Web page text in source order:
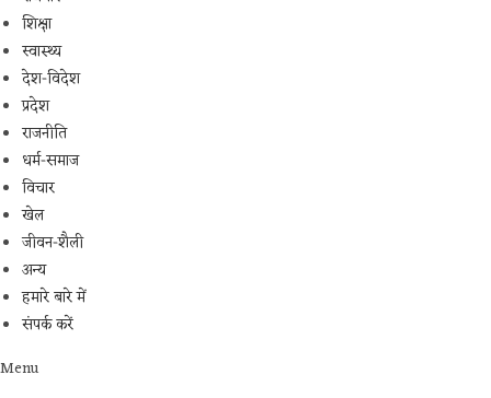
शिक्षा
स्वास्थ्य
देश-विदेश
प्रदेश
राजनीति
धर्म-समाज
विचार
खेल
जीवन-शैली
अन्य
हमारे बारे में
संपर्क करें
Menu